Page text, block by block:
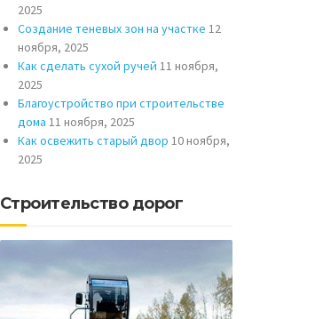
2025
Создание теневых зон на участке 12
ноября, 2025
Как сделать сухой ручей 11 ноября,
2025
Благоустройство при строительстве
дома 11 ноября, 2025
Как освежить старый двор 10 ноября,
2025
Строительство дорог